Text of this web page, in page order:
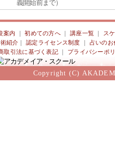
義開始前まで）
案内 ｜初めての方へ 講座一覧
ス
紹介 ｜認定ライセンス制度
占いのお
取引法に基づく表記 プライバシーポ
Copyright (C)